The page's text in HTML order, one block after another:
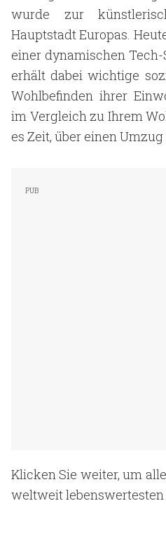
wurde zur
Hauptstadt Europas.
einer dynamischen
erhält dabei wichtige
Wohlbefinden ihrer
im Vergleich zu Ihrem
es Zeit, über einen
Klicken Sie weiter, um
weltweit lebenswertesten